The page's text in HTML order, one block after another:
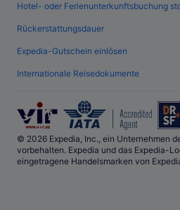
Hotel- oder Ferienunterkunftsbuchung
Rückerstattungsdauer
Expedia-Gutschein einlösen
Internationale Reisedokumente
© 2026 Expedia, Inc., ein Unternehmen
vorbehalten. Expedia und das Expedia-
eingetragene Handelsmarken von